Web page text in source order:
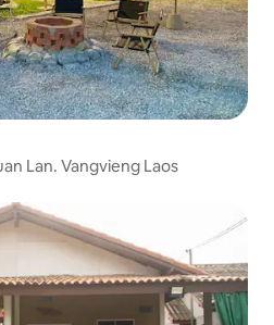
Lan. Vangvieng Laos